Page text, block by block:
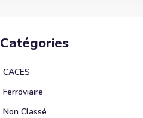
Catégories
CACES
Ferroviaire
Non Classé